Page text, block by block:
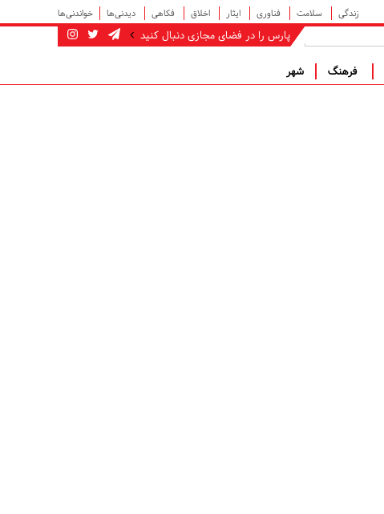
زندگی سلامت فناوری ایثار اخلاق فکاهی دیدنی‌ها خواندنی‌ها
پارس را در فضای مجازی دنبال کنید
فرهنگ شهر